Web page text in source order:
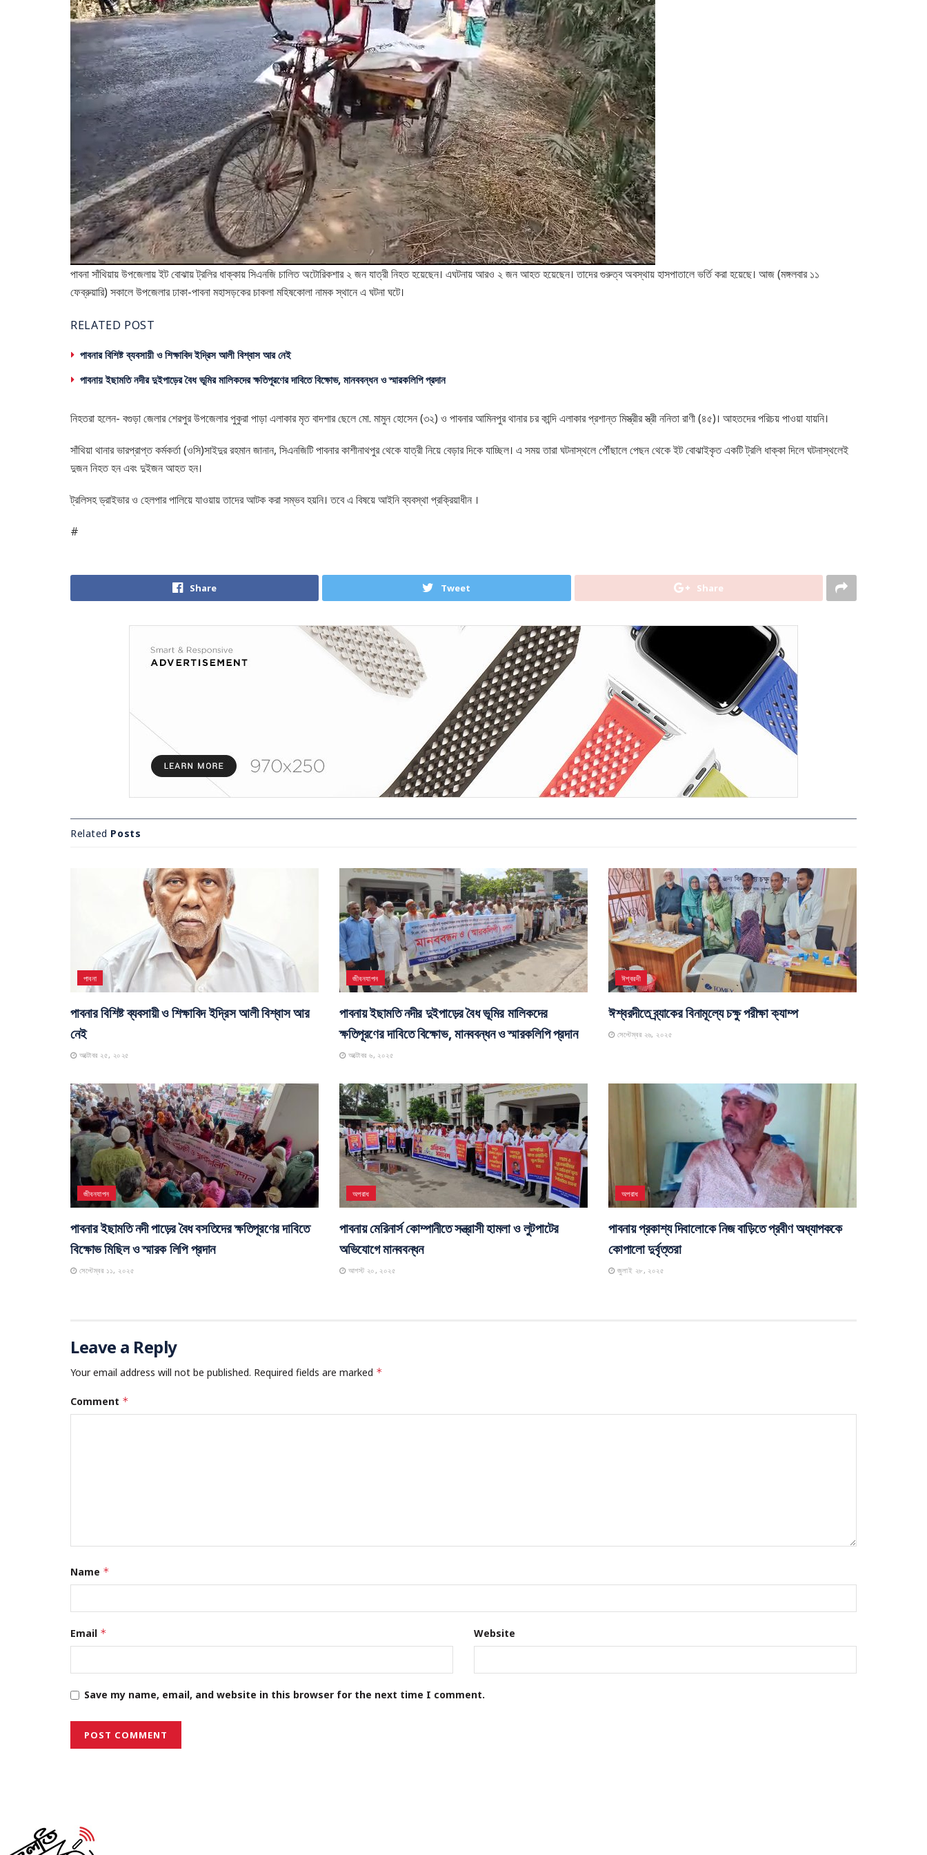
পাবনা সাঁথিয়ায় উপজেলায় ইট বোঝায় ট্রলির ধাক্কায় সিএনজি চালিত অটোরিকশার ২ জন যাত্রী নিহত হয়েছেন। এঘটনায় আরও ২ জন আহত হয়েছেন। তাদের গুরুত্ব অবস্থায় হাসপাতালে ভর্তি করা হয়েছে। আজ (মঙ্গলবার ১১
ফেব্রুয়ারি) সকালে উপজেলার ঢাকা-পাবনা মহাসড়কের চাকলা মহিষকোলা নামক স্থানে এ ঘটনা ঘটে।
RELATED POST
পাবনার বিশিষ্ট ব্যবসায়ী ও শিক্ষাবিদ ইদ্রিস আলী বিশ্বাস আর নেই
পাবনায় ইছামতি নদীর দুইপাড়ের বৈধ ভূমির মালিকদের ক্ষতিপূরণের দাবিতে বিক্ষোভ, মানববন্ধন ও স্মারকলিপি প্রদান
নিহতরা হলেন- বগুড়া জেলার শেরপুর উপজেলার পুকুরা পাড়া এলাকার মৃত বাদশার ছেলে মো. মামুন হোসেন (৩২) ও পাবনার আমিনপুর থানার চর কান্দি এলাকার প্রশান্ত মিস্ত্রীর স্ত্রী ননিতা রাণী (৪৫)। আহতদের পরিচয় পাওয়া যায়নি।
সাঁথিয়া থানার ভারপ্রাপ্ত কর্মকর্তা (ওসি)সাইদুর রহমান জানান, সিএনজিটি পাবনার কাশীনাথপুর থেকে যাত্রী নিয়ে বেড়ার দিকে যাচ্ছিল। এ সময় তারা ঘটনাস্থলে পৌঁছালে পেছন থেকে ইট বোঝাইকৃত একটি ট্রলি ধাক্কা দিলে ঘটনাস্থলেই
দুজন নিহত হন এবং দুইজন আহত হন।
ট্রলিসহ ড্রাইভার ও হেলপার পালিয়ে যাওয়ায় তাদের আটক করা সম্ভব হয়নি। তবে এ বিষয়ে আইনি ব্যবস্থা প্রক্রিয়াধীন ।
#
Share Tweet Share
Related Posts
পাবনা
পাবনার বিশিষ্ট ব্যবসায়ী ও শিক্ষাবিদ ইদ্রিস আলী বিশ্বাস আর
নেই
অক্টোবর ২৫, ২০২৫
জীবনযাপন
পাবনায় ইছামতি নদীর দুইপাড়ের বৈধ ভূমির মালিকদের
ক্ষতিপূরণের দাবিতে বিক্ষোভ, মানববন্ধন ও স্মারকলিপি প্রদান
অক্টোবর ৬, ২০২৫
ঈশ্বরদী
ঈশ্বরদীতে ব্র্যাকের বিনামূল্যে চক্ষু পরীক্ষা ক্যাম্প
সেপ্টেম্বর ২৬, ২০২৫
জীবনযাপন
পাবনার ইছামতি নদী পাড়ের বৈধ বসতিদের ক্ষতিপূরণের দাবিতে
বিক্ষোভ মিছিল ও স্মারক লিপি প্রদান
সেপ্টেম্বর ১১, ২০২৫
অপরাধ
পাবনায় মেরিনার্স কোম্পানীতে সন্ত্রাসী হামলা ও লুটপাটের
অভিযোগে মানববন্ধন
আগস্ট ২০, ২০২৫
অপরাধ
পাবনায় প্রকাশ্য দিবালোকে নিজ বাড়িতে প্রবীণ অধ্যাপককে
কোপালো দুর্বৃত্তরা
জুলাই ২৮, ২০২৫
Leave a Reply
Your email address will not be published. Required fields are marked *
Comment *
Name *
Email * Website
Save my name, email, and website in this browser for the next time I comment.